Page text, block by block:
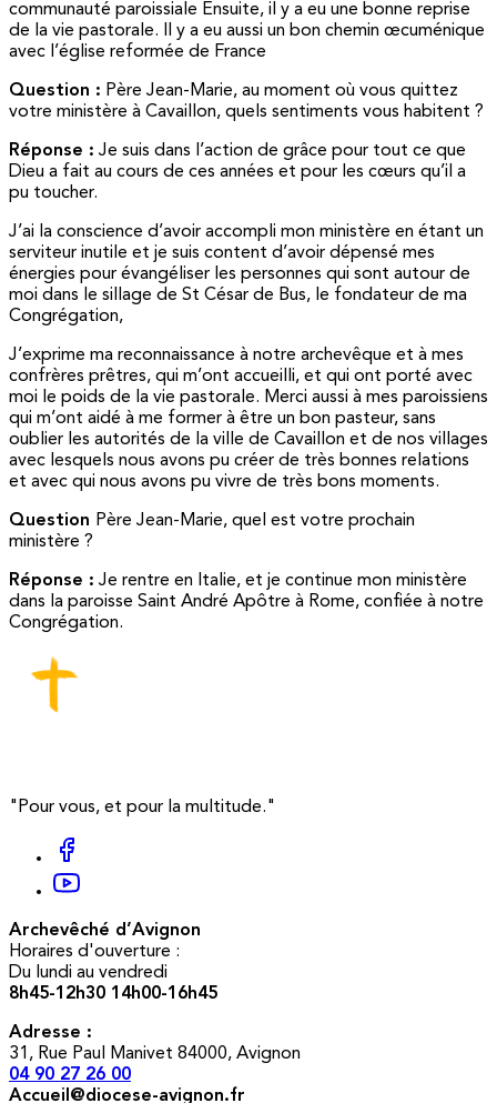
communauté paroissiale Ensuite, il y a eu une bonne reprise
de la vie pastorale. Il y a eu aussi un bon chemin œcuménique
avec l’église reformée de France
Question : Père Jean-Marie, au moment où vous quittez
votre ministère à Cavaillon, quels sentiments vous habitent ?
Réponse : Je suis dans l’action de grâce pour tout ce que
Dieu a fait au cours de ces années et pour les cœurs qu’il a
pu toucher.
J’ai la conscience d’avoir accompli mon ministère en étant un
serviteur inutile et je suis content d’avoir dépensé mes
énergies pour évangéliser les personnes qui sont autour de
moi dans le sillage de St César de Bus, le fondateur de ma
Congrégation,
J’exprime ma reconnaissance à notre archevêque et à mes
confrères prêtres, qui m’ont accueilli, et qui ont porté avec
moi le poids de la vie pastorale. Merci aussi à mes paroissiens
qui m’ont aidé à me former à être un bon pasteur, sans
oublier les autorités de la ville de Cavaillon et de nos villages
avec lesquels nous avons pu créer de très bonnes relations
et avec qui nous avons pu vivre de très bons moments.
Question Père Jean-Marie, quel est votre prochain
ministère ?
Réponse : Je rentre en Italie, et je continue mon ministère
dans la paroisse Saint André Apôtre à Rome, confiée à notre
Congrégation.
"Pour vous, et pour la multitude."
Archevêché d’Avignon
Horaires d'ouverture :
Du lundi au vendredi
8h45-12h30 14h00-16h45
Adresse :
31, Rue Paul Manivet 84000, Avignon
04 90 27 26 00
Accueil@diocese-avignon.fr